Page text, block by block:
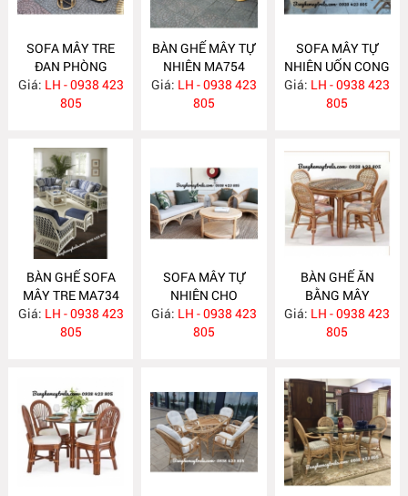
SOFA MÂY TRE
ĐAN PHÒNG
KHÁCH MA755
Giá: LH - 0938 423
805
BÀN GHẾ MÂY TỰ
NHIÊN MA754
Giá: LH - 0938 423
805
SOFA MÂY TỰ
NHIÊN UỐN CONG
MA743
Giá: LH - 0938 423
805
BÀN GHẾ SOFA
MÂY TRE MA734
Giá: LH - 0938 423
805
SOFA MÂY TỰ
NHIÊN CHO
PHÒNG KHÁCH
MA733
Giá: LH - 0938 423
805
BÀN GHẾ ĂN
BẰNG MÂY
MA732
Giá: LH - 0938 423
805